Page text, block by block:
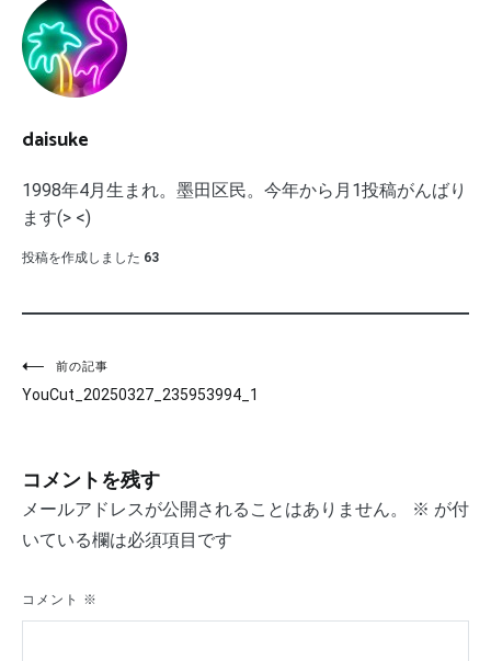
daisuke
1998年4月生まれ。墨田区民。今年から月1投稿がんばり
ます(> <)
投稿を作成しました 63
投
稿
ビ
ゲ
シ
前の記事
YouCut_20250327_235953994_1
コメントを残す
メールアドレスが公開されることはありません。 ※ が付
いている欄は必須項目です
コメント ※